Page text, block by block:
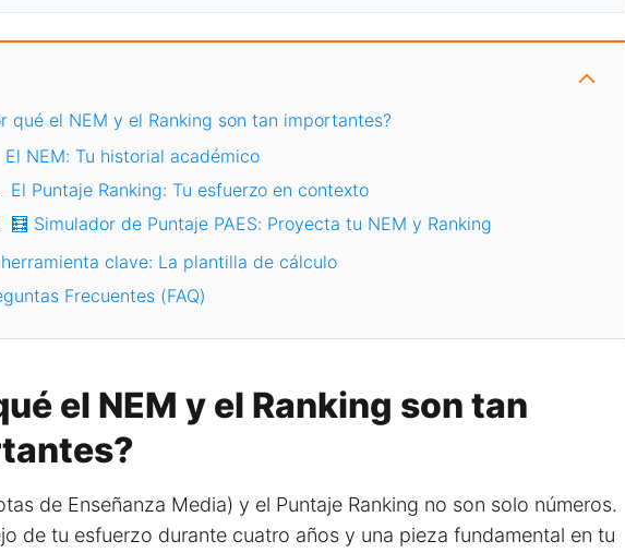
qué el NEM y el Ranking son tan importantes?
El NEM: Tu historial académico
El Puntaje Ranking: Tu esfuerzo en contexto
🧮 Simulador de Puntaje PAES: Proyecta tu NEM y Ranking
clave: La plantilla de cálculo
Frecuentes (FAQ)
el NEM y el Ranking son tan
de Enseñanza Media) y el Puntaje Ranking no son solo números.
de tu esfuerzo durante cuatro años y una pieza fundamental en tu